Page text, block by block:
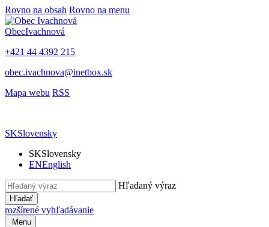
Rovno na obsah Rovno na menu
ObecIvachnová
+421 44 4392 215
obec.ivachnova@inetbox.sk
Mapa webu RSS
SKSlovensky
SKSlovensky
ENEnglish
Hľadaný výraz
Hľadať
rozšírené vyhľadávanie
Menu